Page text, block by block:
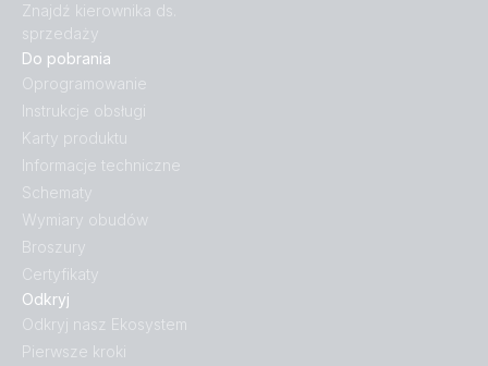
Odkryj
Odkryj nasz Ekosystem
Pierwsze kroki
Do pobrania
Oprogramowanie
Instrukcje obsługi
Karty produktu
Informacje techniczne
Schematy
Wymiary obudów
Broszury
Certyfikaty
Znajdź kierownika ds.
sprzedaży